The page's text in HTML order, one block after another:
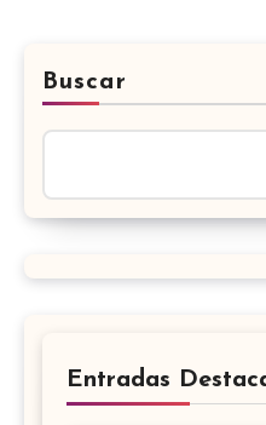
Buscar
Entradas